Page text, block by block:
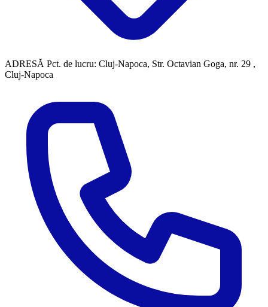
ADRESĂ Pct. de lucru: Cluj-Napoca, Str. Octavian Goga, nr. 29 ,
Cluj-Napoca